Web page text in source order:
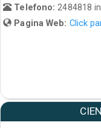
Telefono: 2484818
Pagina Web: Click